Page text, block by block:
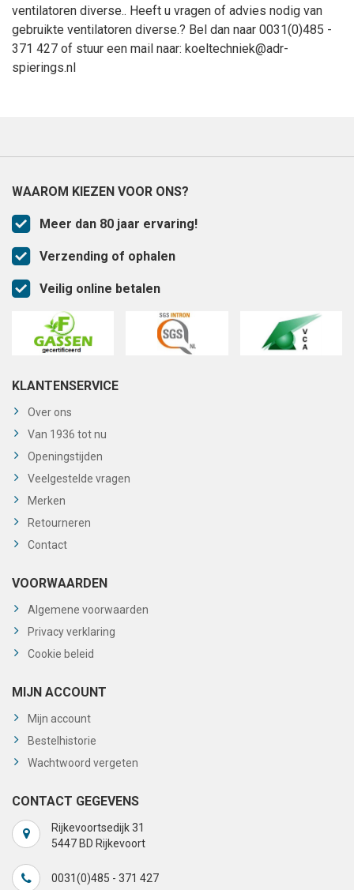
ventilatoren diverse.. Heeft u vragen of advies nodig van
gebruikte ventilatoren diverse.? Bel dan naar 0031(0)485 -
371 427 of stuur een mail naar: koeltechniek@adr-
spierings.nl
WAAROM KIEZEN VOOR ONS?
Meer dan 80 jaar ervaring!
Verzending of ophalen
Veilig online betalen
KLANTENSERVICE
Over ons
Van 1936 tot nu
Openingstijden
Veelgestelde vragen
Merken
Retourneren
Contact
VOORWAARDEN
Algemene voorwaarden
Privacy verklaring
Cookie beleid
MIJN ACCOUNT
Mijn account
Bestelhistorie
Wachtwoord vergeten
CONTACT GEGEVENS
Rijkevoortsedijk 31
5447 BD Rijkevoort
0031(0)485 - 371 427